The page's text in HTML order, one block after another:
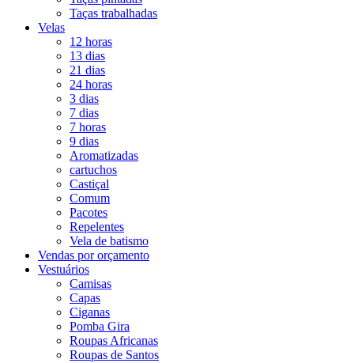
Taças trabalhadas
Velas
12 horas
13 dias
21 dias
24 horas
3 dias
7 dias
7 horas
9 dias
Aromatizadas
cartuchos
Castiçal
Comum
Pacotes
Repelentes
Vela de batismo
Vendas por orçamento
Vestuários
Camisas
Capas
Ciganas
Pomba Gira
Roupas Africanas
Roupas de Santos